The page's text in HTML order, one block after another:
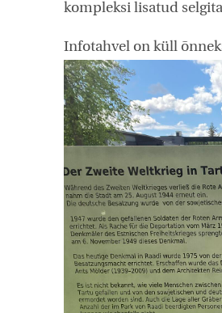
kompleksi lisatud
Infotahvel on küll